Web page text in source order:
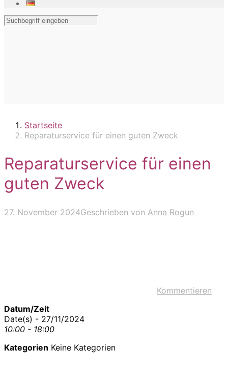
Startseite
Reparaturservice für einen guten Zweck
Reparaturservice für einen
guten Zweck
27. November 2024Geschrieben von Anna Rogun
Kommentieren
Datum/Zeit
Date(s) - 27/11/2024
10:00 - 18:00
Kategorien Keine Kategorien